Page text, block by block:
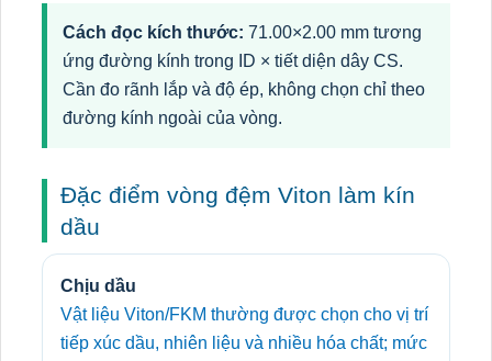
Cách đọc kích thước: 71.00×2.00 mm tương
ứng đường kính trong ID × tiết diện dây CS.
Cần đo rãnh lắp và độ ép, không chọn chỉ theo
đường kính ngoài của vòng.
Đặc điểm vòng đệm Viton làm kín
dầu
Chịu dầu
Vật liệu Viton/FKM thường được chọn cho vị trí
tiếp xúc dầu, nhiên liệu và nhiều hóa chất; mức